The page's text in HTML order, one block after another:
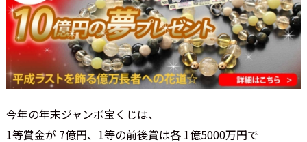
今年の年末ジャンボ宝くじは、
1等賞金が 7億円、1等の前後賞は各 1億5000万円で